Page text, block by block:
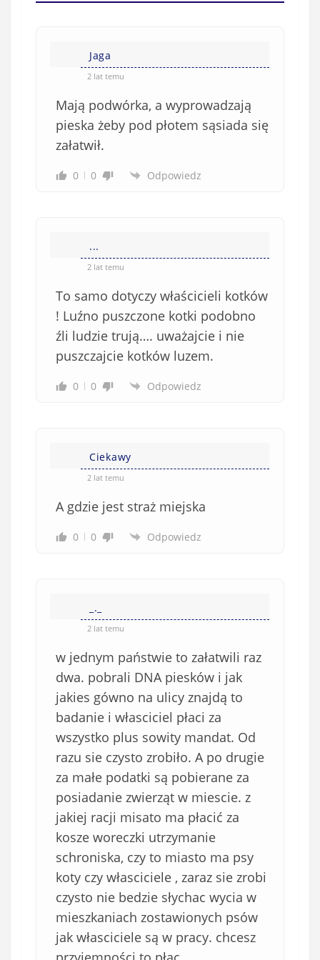
w
(
Jaga
2 lat temu
Mają podwórka, a wyprowadzają
pieska żeby pod płotem sąsiada się
załatwił.
0 0 Odpowiedz
...
2 lat temu
To samo dotyczy właścicieli kotków
! Luźno puszczone kotki podobno
źli ludzie trują…. uważajcie i nie
puszczajcie kotków luzem.
0 0 Odpowiedz
Ciekawy
2 lat temu
A gdzie jest straż miejska
0 0 Odpowiedz
_._
2 lat temu
w jednym państwie to załatwili raz
dwa. pobrali DNA piesków i jak
jakies gówno na ulicy znajdą to
badanie i własciciel płaci za
wszystko plus sowity mandat. Od
razu sie czysto zrobiło. A po drugie
za małe podatki są pobierane za
posiadanie zwierząt w miescie. z
jakiej racji misato ma płacić za
kosze woreczki utrzymanie
schroniska, czy to miasto ma psy
koty czy własciciele , zaraz sie zrobi
czysto nie bedzie słychac wycia w
mieszkaniach zostawionych psów
jak własciciele są w pracy. chcesz